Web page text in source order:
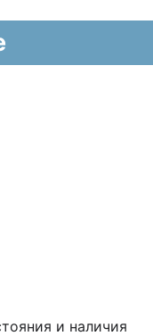
и наличия